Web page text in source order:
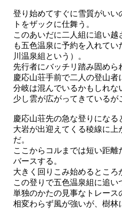
登り始めてすぐに雪質がい
トをザックに仕舞う。
このあいだに二人組に追い
も五色温泉に予約を入れて
川温泉組という）。
先行者にバッチリ踏み固め
慶応山荘手前で二人の登山
分岐は混んでいるかもしれ
少し雲が広がってきている
慶応山荘先の急な登りにな
大岩が出迎えてくる稜線に
だ。
ここからコルまでは短い距
バースする。
大きく回りこみ始めるとこ
この登りで五色温泉組に追い
単独のかたの見事なトレー
相変わらず風が強いが、樹